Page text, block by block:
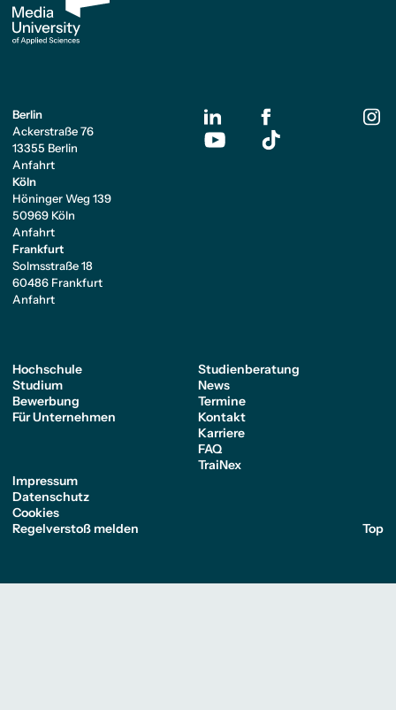
Berlin
Ackerstraße 76
13355 Berlin
Anfahrt
Köln
Höninger Weg 139
50969 Köln
Anfahrt
Frankfurt
Solmsstraße 18
60486 Frankfurt
Anfahrt
Hochschule
Studium
Bewerbung
Für Unternehmen
Studienberatung
News
Termine
Kontakt
Karriere
FAQ
TraiNex
Impressum
Datenschutz
Cookies
Regelverstoß melden
Top